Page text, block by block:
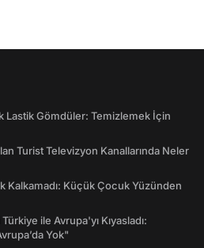
Lastik Gömdüler: Temizlemek İçin
Turist Televizyon Kanallarında Neler
Kalkamadı: Küçük Çocuk Yüzünden
ile Avrupa'yı Kıyasladı:
Yok"